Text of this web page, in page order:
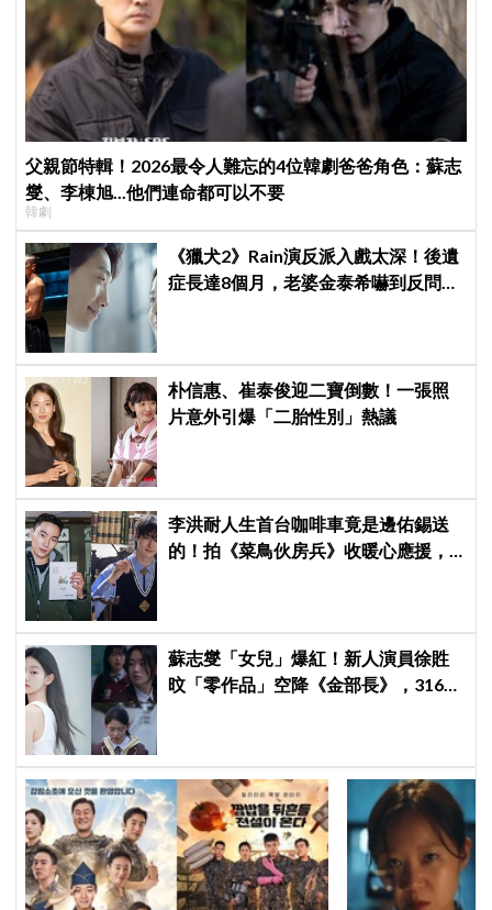
父親節特輯！2026最令人難忘的4位韓劇爸爸角色：蘇志
燮、李棟旭...他們連命都可以不要
韓劇
《獵犬2》Rain演反派入戲太深！後遺
症長達8個月，老婆金泰希嚇到反問：
朴信惠、崔泰俊迎二寶倒數！一張照
片意外引爆「二胎性別」熱議
李洪耐人生首台咖啡車竟是邊佑錫送
的！拍《菜鳥伙房兵》收暖心應援，
蘇志燮「女兒」爆紅！新人演員徐貹
旼「零作品」空降《金部長》，316萬